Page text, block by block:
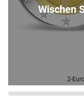
2-
Wischen